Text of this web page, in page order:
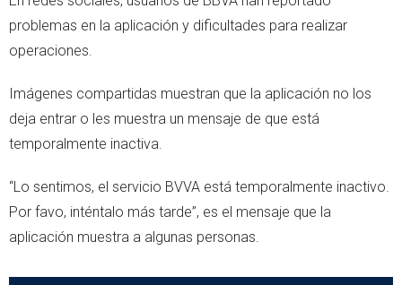
problemas en la aplicación y dificultades para realizar
operaciones.
Imágenes compartidas muestran que la aplicación no los
deja entrar o les muestra un mensaje de que está
temporalmente inactiva.
“Lo sentimos, el servicio BVVA está temporalmente inactivo.
Por favo, inténtalo más tarde”, es el mensaje que la
aplicación muestra a algunas personas.